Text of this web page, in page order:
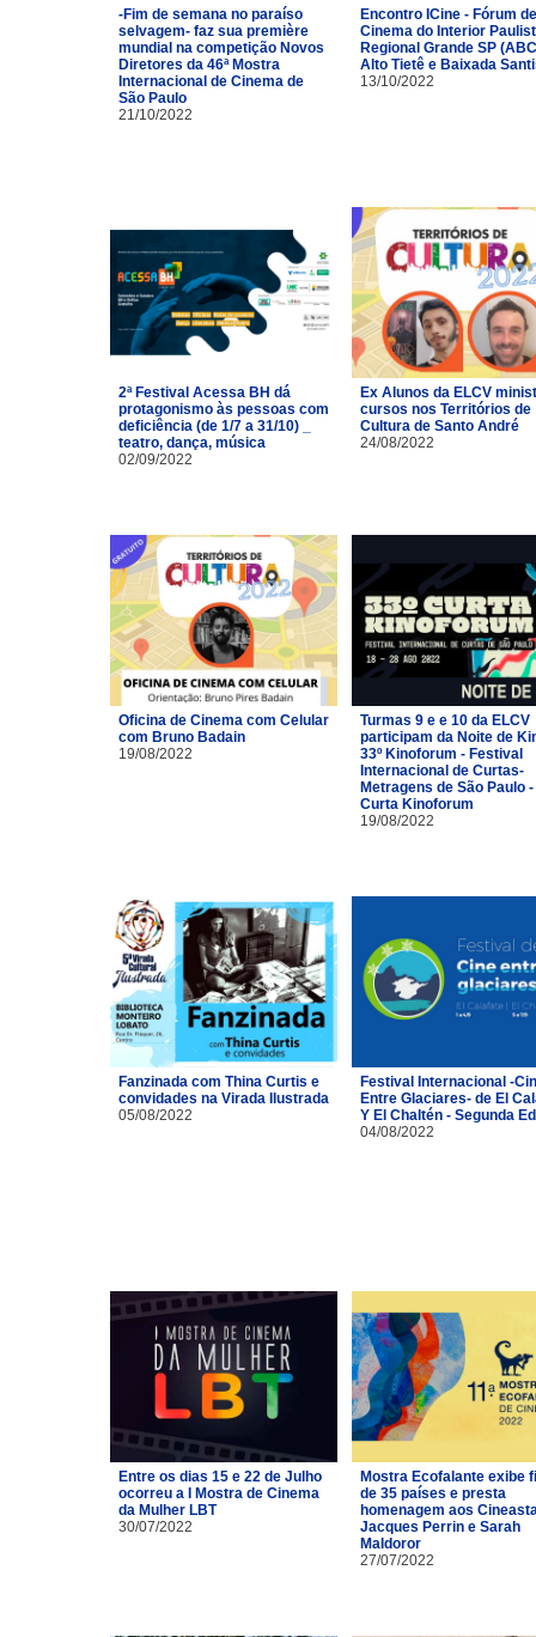
-Fim de semana no paraíso
selvagem- faz sua première
mundial na competição Novos
Diretores da 46ª Mostra
Internacional de Cinema de
São Paulo
21/10/2022
Encontro ICine - Fórum de
Cinema do Interior
Regional Grande SP
Alto Tietê e Baixada
13/10/2022
2ª Festival Acessa BH dá
protagonismo às pessoas com
deficiência (de 1/7 a 31/10) _
teatro, dança, música
02/09/2022
Ex Alunos da ELCV
cursos nos Territórios de
Cultura de Santo André
24/08/2022
Oficina de Cinema com Celular
com Bruno Badain
19/08/2022
Turmas 9 e e 10 da ELCV
participam da Noite de
33º Kinoforum - Festival
Internacional de Curtas-
Metragens de São Paulo -
Curta Kinoforum
19/08/2022
Fanzinada com Thina Curtis e
convidades na Virada Ilustrada
05/08/2022
Festival Internacional -
Entre Glaciares- de El
Y El Chaltén - Segunda
04/08/2022
Entre os dias 15 e 22 de Julho
ocorreu a I Mostra de Cinema
da Mulher LBT
30/07/2022
Mostra Ecofalante exibe
de 35 países e presta
homenagem aos
Jacques Perrin e Sarah
Maldoror
27/07/2022